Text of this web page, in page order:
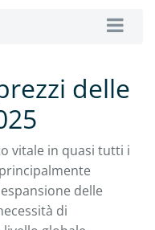
delle
vitale in quasi tutti i
delle
di